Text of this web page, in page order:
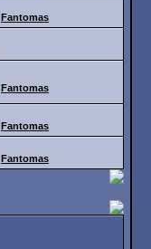
Fantomas
Fantomas
Fantomas
Fantomas